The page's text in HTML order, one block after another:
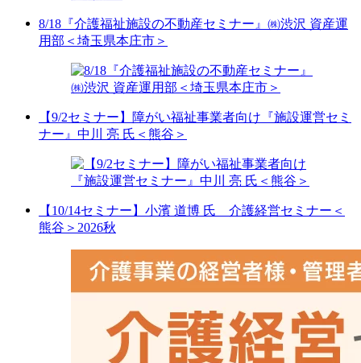
8/18『介護福祉施設の不動産セミナー』㈱渋沢 資産運
用部＜埼玉県本庄市＞
【9/2セミナー】障がい福祉事業者向け『施設運営セミ
ナー』中川 亮 氏＜熊谷＞
【10/14セミナー】小濱 道博 氏 介護経営セミナー＜
熊谷＞2026秋